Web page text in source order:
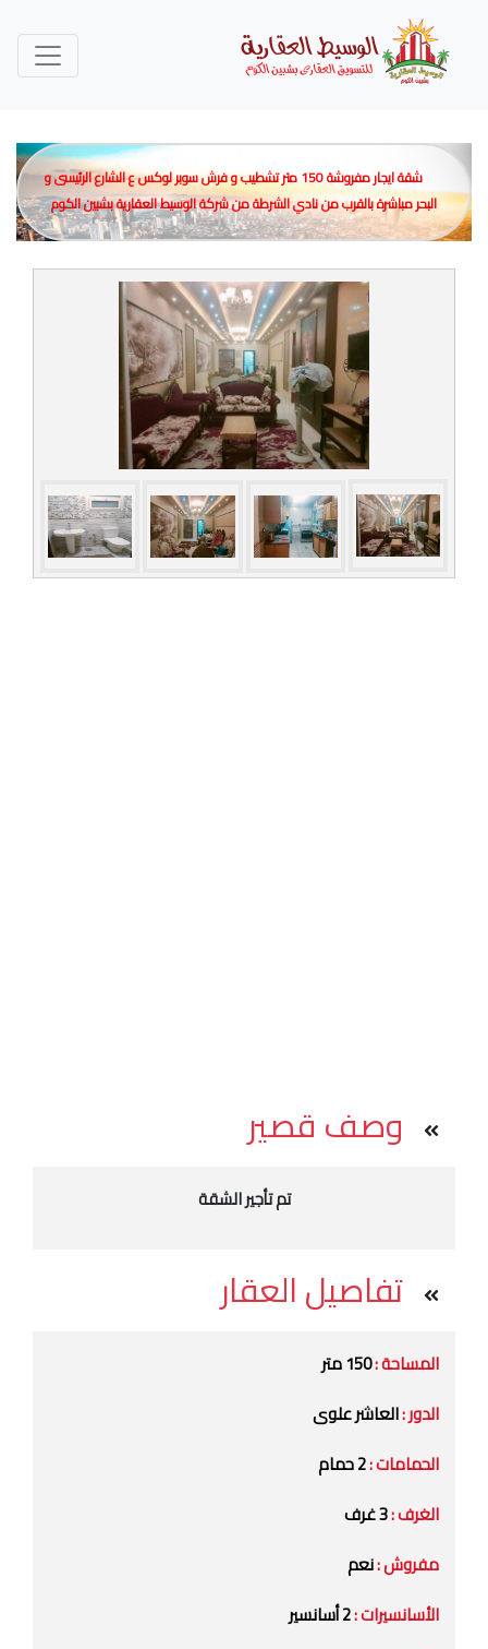
شقة ايجار مفروشة 150 متر تشطيب و فرش سوبر لوكس ع الشارع الرئيسى و
البحر مباشرة بالقرب من نادي الشرطة من شركة الوسيط العقارية بشبين الكوم
وصف قصير
تم تأجير الشقة
تفاصيل العقار
المساحة :150 متر
الدور :العاشر علوى
الحمامات :2 حمام
الغرف :3 غرف
مفروش :نعم
الأسانسيرات :2 أسانسير